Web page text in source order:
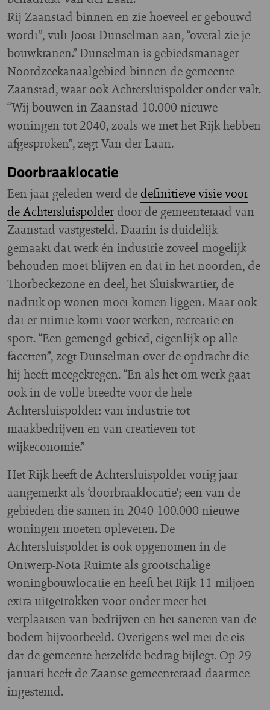
Rij Zaanstad binnen en zie hoeveel er gebouwd
wordt”, vult Joost Dunselman aan, “overal zie je
bouwkranen.” Dunselman is gebiedsmanager
Noordzeekanaalgebied binnen de gemeente
Zaanstad, waar ook Achtersluispolder onder valt.
“Wij bouwen in Zaanstad 10.000 nieuwe
woningen tot 2040, zoals we met het Rijk hebben
afgesproken”, zegt Van der Laan.
Doorbraaklocatie
Een jaar geleden werd de definitieve visie voor
de Achtersluispolderdoor de gemeenteraad van
Zaanstad vastgesteld. Daarin is duidelijk
gemaakt dat werk én industrie zoveel mogelijk
behouden moet blijven en dat in het noorden, de
Thorbeckezone en deel, het Sluiskwartier, de
nadruk op wonen moet komen liggen. Maar ook
dat er ruimte komt voor werken, recreatie en
sport. “Een gemengd gebied, eigenlijk op alle
facetten”, zegt Dunselman over de opdracht die
hij heeft meegekregen. “En als het om werk gaat
ook in de volle breedte voor de hele
Achtersluispolder: van industrie tot
maakbedrijven en van creatieven tot
wijkeconomie.”
Het Rijk heeft de Achtersluispolder vorig jaar
aangemerkt als ‘doorbraaklocatie'; een van de
gebieden die samen in 2040 100.000 nieuwe
woningen moeten opleveren. De
Achtersluispolder is ook opgenomen in de
Ontwerp-Nota Ruimte als grootschalige
woningbouwlocatie en heeft het Rijk 11 miljoen
extra uitgetrokken voor onder meer het
verplaatsen van bedrijven en het saneren van de
bodem bijvoorbeeld. Overigens wel met de eis
dat de gemeente hetzelfde bedrag bijlegt. Op 29
januari heeft de Zaanse gemeenteraad daarmee
ingestemd.